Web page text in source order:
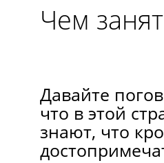
Чем
Давайте
что в этой
знают, что